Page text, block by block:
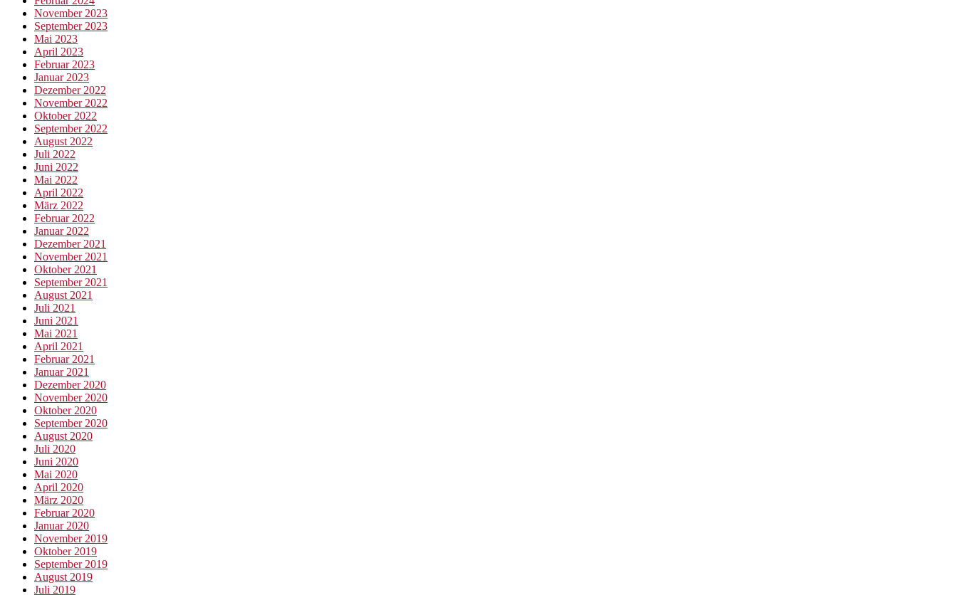
November 2023
September 2023
Mai 2023
April 2023
Februar 2023
Januar 2023
Dezember 2022
November 2022
Oktober 2022
September 2022
August 2022
Juli 2022
Juni 2022
Mai 2022
April 2022
März 2022
Februar 2022
Januar 2022
Dezember 2021
November 2021
Oktober 2021
September 2021
August 2021
Juli 2021
Juni 2021
Mai 2021
April 2021
Februar 2021
Januar 2021
Dezember 2020
November 2020
Oktober 2020
September 2020
August 2020
Juli 2020
Juni 2020
Mai 2020
April 2020
März 2020
Februar 2020
Januar 2020
November 2019
Oktober 2019
September 2019
August 2019
Juli 2019